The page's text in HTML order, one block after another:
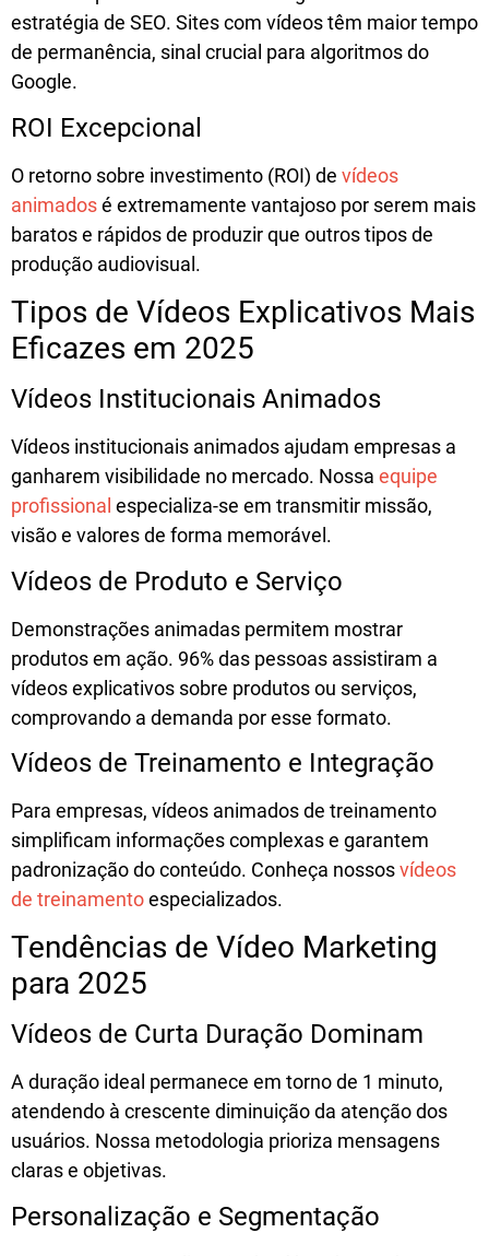
estratégia de SEO. Sites com vídeos têm maior tempo
de permanência, sinal crucial para algoritmos do
Google.
ROI Excepcional
O retorno sobre investimento (ROI) de vídeos
animadosé extremamente vantajoso por serem mais
baratos e rápidos de produzir que outros tipos de
produção audiovisual.
Tipos de Vídeos Explicativos Mais
Eficazes em 2025
Vídeos Institucionais Animados
Vídeos institucionais animados ajudam empresas a
ganharem visibilidade no mercado. Nossa equipe
profissional especializa-se em transmitir missão,
visão e valores de forma memorável.
Vídeos de Produto e Serviço
Demonstrações animadas permitem mostrar
produtos em ação. 96% das pessoas assistiram a
vídeos explicativos sobre produtos ou serviços,
comprovando a demanda por esse formato.
Vídeos de Treinamento e Integração
Para empresas, vídeos animados de treinamento
simplificam informações complexas e garantem
padronização do conteúdo. Conheça nossosvídeos
de treinamentoespecializados.
Tendências de Vídeo Marketing
para 2025
Vídeos de Curta Duração Dominam
A duração ideal permanece em torno de 1 minuto,
atendendo à crescente diminuição da atenção dos
usuários. Nossa metodologia prioriza mensagens
claras e objetivas.
Personalização e Segmentação